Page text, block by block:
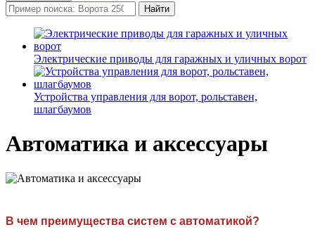
Найти
Электрические приводы для гаражных и уличных ворот
Устройства управления для ворот, рольставен,
шлагбаумов
Автоматика и аксессуары
В чем преимущества систем с автоматикой?